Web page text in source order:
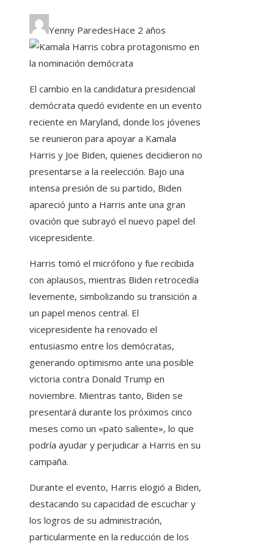
Yenny ParedesHace 2 años
El cambio en la candidatura presidencial
demócrata quedó evidente en un evento
reciente en Maryland, donde los jóvenes
se reunieron para apoyar a Kamala
Harris y Joe Biden, quienes decidieron no
presentarse a la reelección. Bajo una
intensa presión de su partido, Biden
apareció junto a Harris ante una gran
ovación que subrayó el nuevo papel del
vicepresidente.
Harris tomó el micrófono y fue recibida
con aplausos, mientras Biden retrocedía
levemente, simbolizando su transición a
un papel menos central. El
vicepresidente ha renovado el
entusiasmo entre los demócratas,
generando optimismo ante una posible
victoria contra Donald Trump en
noviembre. Mientras tanto, Biden se
presentará durante los próximos cinco
meses como un «pato saliente», lo que
podría ayudar y perjudicar a Harris en su
campaña.
Durante el evento, Harris elogió a Biden,
destacando su capacidad de escuchar y
los logros de su administración,
particularmente en la reducción de los